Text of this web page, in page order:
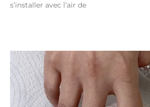
s’installer avec l’air de